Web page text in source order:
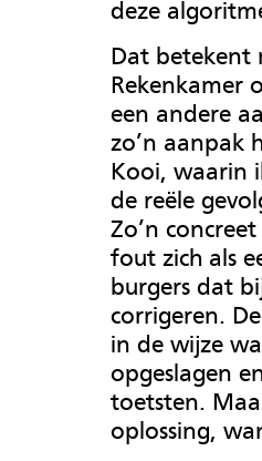
deze
Dat betekent
Rekenkamer
een andere
zo’n aanpak
Kooi, waarin
de reële
Zo’n
fout zich als
burgers dat
corrigeren.
in de wijze
opgeslagen
toetsten.
oplossing,